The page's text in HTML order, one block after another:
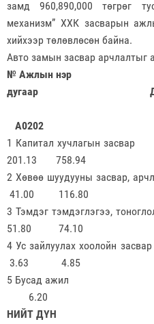
замд 960,890,000 төгрөг
механизм” ХХК засварын
хийхээр төлөвлөсөн байна.
Авто замын засвар арчлалтыг
№ Ажлын нэр
дугаар
А0202
1 Капитал
201.13
2 Хөвөө
41.00
3 Тэмдэг тэмдэглэгээ,
51.80 74.10
4 Ус зайлуулах
3.63 4.85
5 Бусад
6.20
НИЙТ